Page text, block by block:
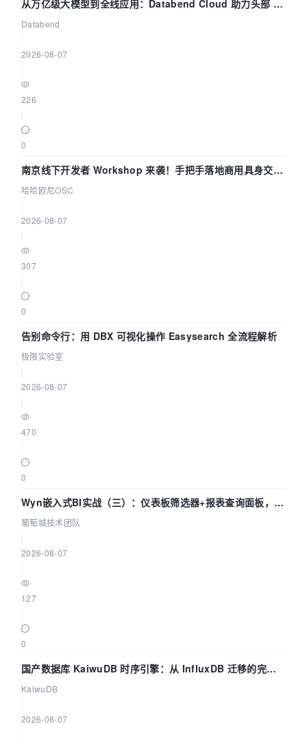
从万亿级大模型到全线应用：Databend Cloud 助力头部 AI
企业构建全链路 Trace 数据管道
Databend
2026-08-07
226
0
南京线下开发者 Workshop 来袭！手把手落地商用具身交互
智能 Agent 应用
哈哈欧尼OSC
2026-08-07
307
0
告别命令行：用 DBX 可视化操作 Easysearch 全流程解析
极限实验室
2026-08-07
470
0
Wyn嵌入式BI实战（三）：仪表板筛选器+报表查询面板，参
数联动全闭环
葡萄城技术团队
2026-08-07
127
0
国产数据库 KaiwuDB 时序引擎：从 InfluxDB 迁移的完整
技术路径
KaiwuDB
2026-08-07